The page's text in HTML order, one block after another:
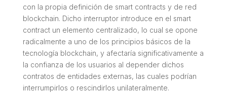
con la propia definición de smart contracts y de red
blockchain. Dicho interruptor introduce en el smart
contract un elemento centralizado, lo cual se opone
radicalmente a uno de los principios básicos de la
tecnología blockchain, y afectaría significativamente a
la confianza de los usuarios al depender dichos
contratos de entidades externas, las cuales podrían
interrumpirlos o rescindirlos unilateralmente.